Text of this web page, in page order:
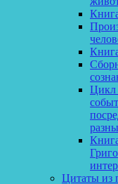
Цикл
Цитаты из